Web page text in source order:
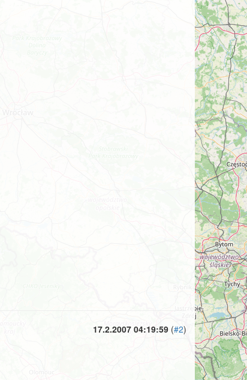
17.2.2007 04:19:59 (#2)